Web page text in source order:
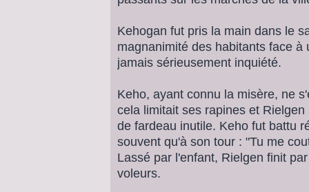
Kehogan fut pris la main dans le
magnanimité des habitants face
jamais sérieusement inquiété.
Keho, ayant connu la misère, ne
cela limitait ses rapines et
de fardeau inutile. Keho fut battu
souvent qu'à son tour : "Tu me
Lassé par l'enfant, Rielgen finit
voleurs.